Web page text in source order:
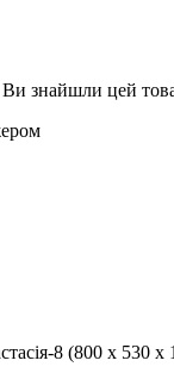
знайшли цей
8 (800 х 530 х